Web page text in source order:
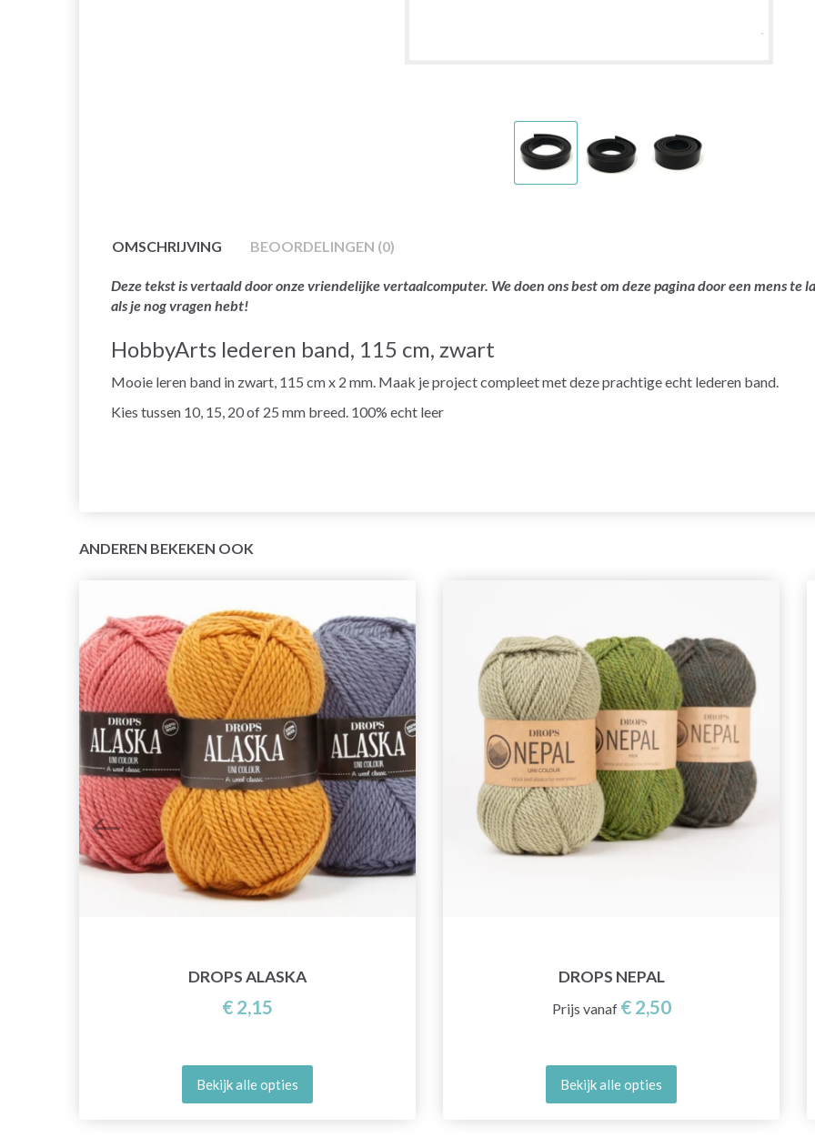
OMSCHRIJVING BEOORDELINGEN (0)
Deze tekst is vertaald door onze vriendelijke vertaalcomputer. We doen ons best om deze pagina door een mens te
als je nog vragen hebt!
HobbyArts lederen band, 115 cm, zwart
Mooie leren band in zwart, 115 cm x 2 mm. Maak je project compleet met deze prachtige echt lederen band.
Kies tussen 10, 15, 20 of 25 mm breed. 100% echt leer
ANDEREN BEKEKEN OOK
DROPS ALASKA
€ 2,15
Bekijk alle opties
DROPS NEPAL
Prijs vanaf € 2,50
Bekijk alle opties